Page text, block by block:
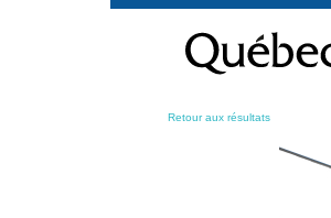
contenu
Retour aux résultats